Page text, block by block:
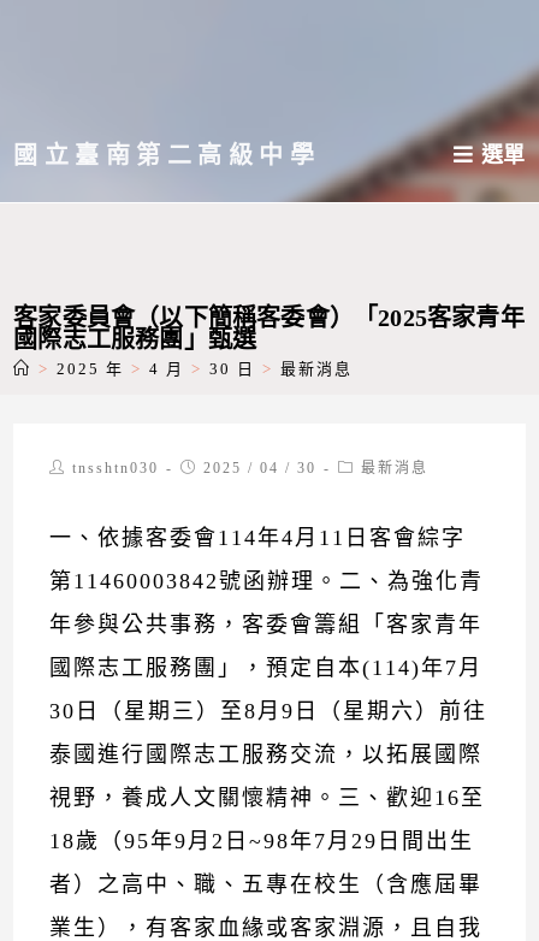
主國立臺南第二高級中學 選單
客家委員會（以下簡稱客委會）「2025客家青年
國際志工服務團」甄選
> 2025 年 > 4 月 > 30 日 > 最新消息
Posttnsshtn030
Post2025 / 04 / 30
Post最新消息
一、依據客委會114年4月11日客會綜字
第11460003842號函辦理。二、為強化青
年參與公共事務，客委會籌組「客家青年
國際志工服務團」，預定自本(114)年7月
30日（星期三）至8月9日（星期六）前往
泰國進行國際志工服務交流，以拓展國際
視野，養成人文關懷精神。三、歡迎16至
18歲（95年9月2日~98年7月29日間出生
者）之高中、職、五專在校生（含應屆畢
業生），有客家血緣或客家淵源，且自我